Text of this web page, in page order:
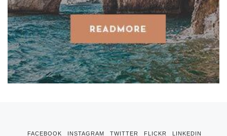
FACEBOOK INSTAGRAM TWITTER FLICKR LINKEDIN